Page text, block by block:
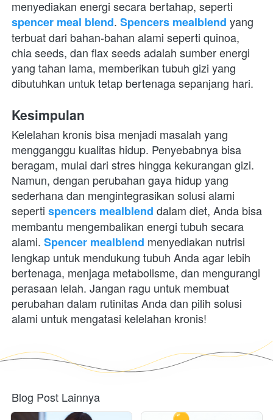
spencer meal blend. Spencers mealblend yang
terbuat dari bahan-bahan alami seperti quinoa,
chia seeds, dan flax seeds adalah sumber energi
yang tahan lama, memberikan tubuh gizi yang
dibutuhkan untuk tetap bertenaga sepanjang hari.
Kesimpulan
Kelelahan kronis bisa menjadi masalah yang
mengganggu kualitas hidup. Penyebabnya bisa
beragam, mulai dari stres hingga kekurangan gizi.
Namun, dengan perubahan gaya hidup yang
sederhana dan mengintegrasikan solusi alami
seperti spencers mealblend dalam diet, Anda bisa
membantu mengembalikan energi tubuh secara
alami. Spencer mealblend menyediakan nutrisi
lengkap untuk mendukung tubuh Anda agar lebih
bertenaga, menjaga metabolisme, dan mengurangi
perasaan lelah. Jangan ragu untuk membuat
perubahan dalam rutinitas Anda dan pilih solusi
alami untuk mengatasi kelelahan kronis!
Blog Post Lainnya